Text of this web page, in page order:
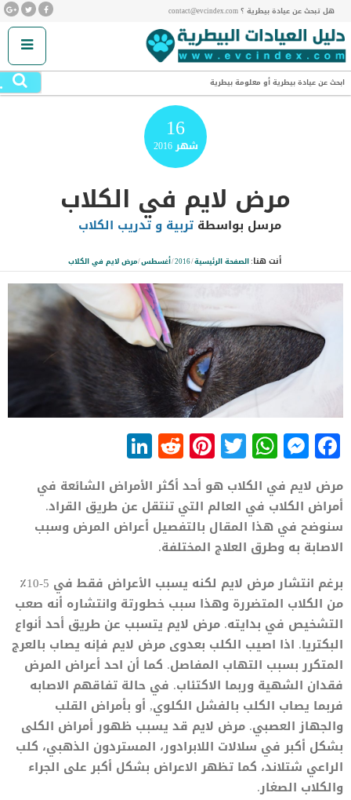
هل تبحث عن عيادة بيطرية ؟ contact@evcindex.com
ابحث عن عيادة بيطرية أو معلومة بيطرية
16
شهر2016
مرض لايم في الكلاب
مرسل بواسطةتربية و تدريب الكلاب
أنت هنا:الصفحة الرئيسية/
2016
/أغسطس/مرض لايم في الكلاب
Facebook
Messenger
WhatsApp
Twitter
Pinterest
Reddit
مرض لايم في الكلاب هو أحد أكثر الأمراض الشائعة في
أمراض الكلاب في العالم التي تنتقل عن طريق القراد.
سنوضح في هذا المقال بالتفصيل أعراض المرض وسبب
الاصابة به وطرق العلاج المختلفة.
برغم انتشار مرض لايم لكنه يسبب الأعراض فقط في 5-10٪
من الكلاب المتضررة وهذا سبب خطورتة وانتشاره أنه صعب
التشخيص في بدايته. مرض لايم يتسبب عن طريق أحد أنواع
البكتريا. اذا اصيب الكلب بعدوى مرض لايم فإنه يصاب بالعرج
المتكرر بسبب التهاب المفاصل. كما أن احد أعراض المرض
فقدان الشهية وربما الاكتئاب. في حالة تفاقهم الاصابه
فربما يصاب الكلب بالفشل الكلوي, أو بأمراض القلب
والجهاز العصبي. مرض لايم قد يسبب ظهور أمراض الكلى
بشكل أكبر في سلالات اللابرادور، المستردون الذهبي، كلب
الراعي شتلاند، كما تظهر الاعراض بشكل أكبر على الجراء
والكلاب الصغار.